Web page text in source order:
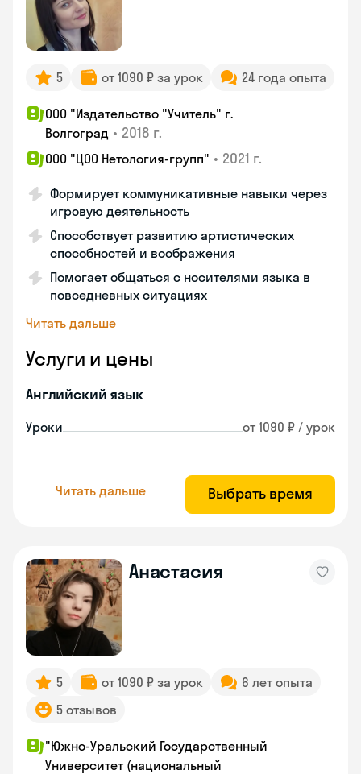
5 от 1090 ₽ за урок 24 года опыта
ООО "Издательство "Учитель" г.
Волгоград • 2018 г.
ООО "ЦОО Нетология-групп" • 2021 г.
Формирует коммуникативные навыки через
игровую деятельность
Способствует развитию артистических
способностей и воображения
Помогает общаться с носителями языка в
повседневных ситуациях
Читать дальше
Услуги и цены
Английский язык
Уроки от 1090 ₽ / урок
Читать дальше Выбрать время
Анастасия
5 от 1090 ₽ за урок
6 лет опыта
5 отзывов
"Южно-Уральский Государственный
Университет (национальный